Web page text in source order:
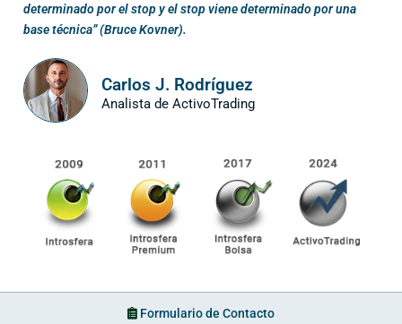
determinado por el stop y el stop viene determinado por una
base técnica” (Bruce Kovner).
Carlos J. Rodríguez
Analista de ActivoTrading
Formulario de Contacto